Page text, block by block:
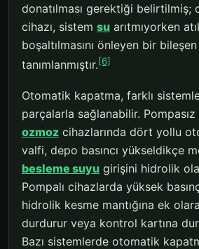
donatılması gerektiği belirtilmiş;
cihazı, sistem su arıtmıyorken
boşaltılmasını önleyen bir
tanımlanmıştır.[6]
Otomatik kapatma, farklı
parçalarla sağlanabilir.
ozmoz cihazlarında dört yollu
valfi, depo basıncı yükseldikçe
besleme suyu girişini hidrolik
Pompalı cihazlarda yüksek
hidrolik kesme mantığına ek
durdurur veya kontrol kartına
Bazı sistemlerde otomatik